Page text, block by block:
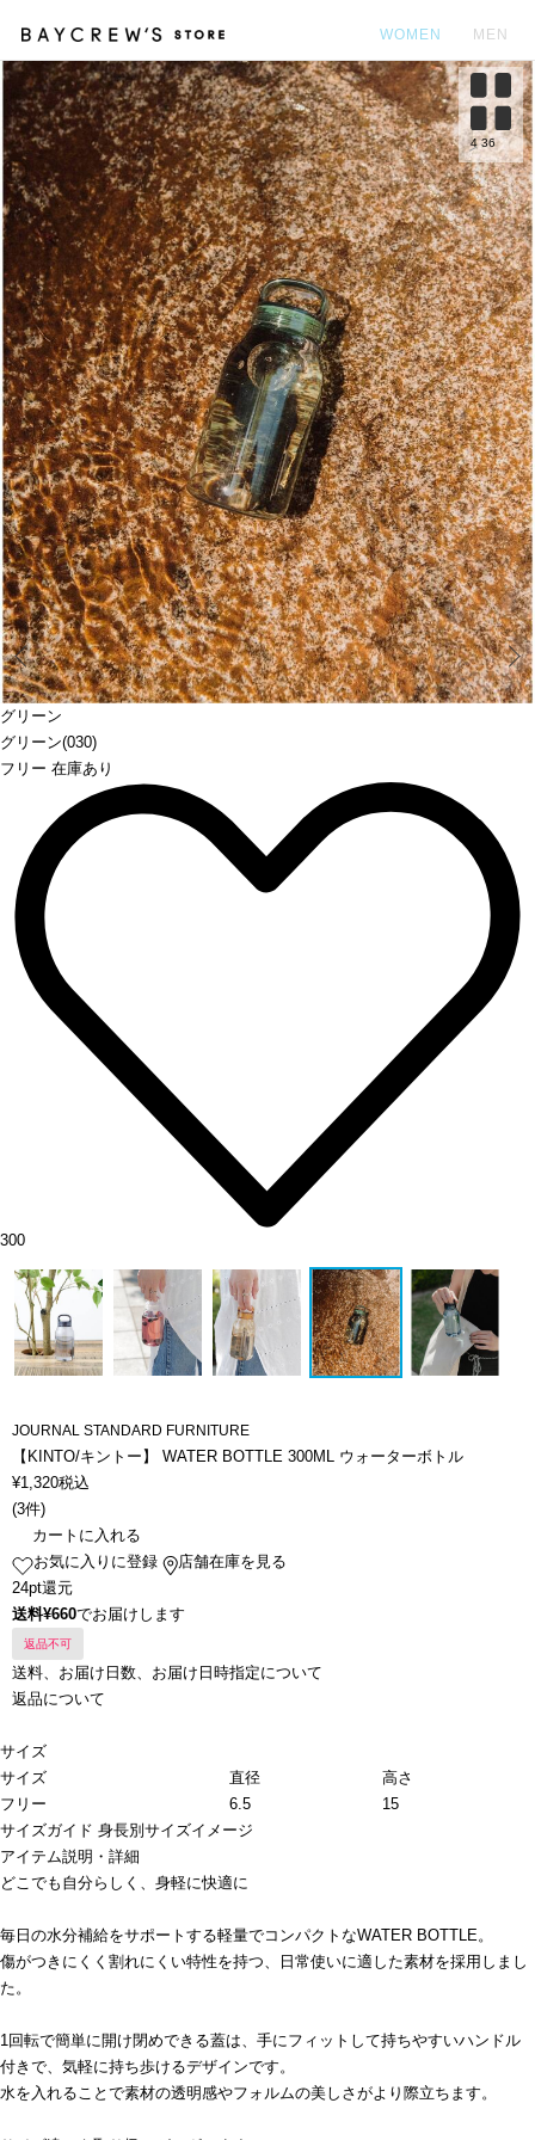
WOMEN MEN
グリーン
グリーン(030)
フリー 在庫あり
Prev
4 36
300
JOURNAL STANDARD FURNITURE
【KINTO/キントー】 WATER BOTTLE 300ML ウォーターボトル
¥1,320税込
(3件)
カートに入れる
お気に入りに登録
店舗在庫を見る
24pt還元
送料¥660でお届けします
返品不可
送料、お届け日数、お届け日時指定について
返品について
サイズ
サイズ
直径
高さ
フリー
6.5
15
サイズガイド 身長別サイズイメージ
アイテム説明・詳細
どこでも自分らしく、身軽に快適に
毎日の水分補給をサポートする軽量でコンパクトなWATER BOTTLE。
傷がつきにくく割れにくい特性を持つ、日常使いに適した素材を採用しまし
た。
1回転で簡単に開け閉めできる蓋は、手にフィットして持ちやすいハンドル
付きで、気軽に持ち歩けるデザインです。
水を入れることで素材の透明感やフォルムの美しさがより際立ちます。